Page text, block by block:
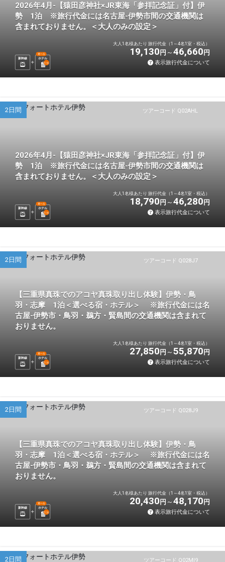
2026年4月-【猿田彦神社×JR東海「参拝記念証」付】伊
勢 1泊 ※旅行代金には名古屋-伊勢市間の交通機関は
含まれておりません。＜大人のみの設定＞
新幹線 ホテル
選べる
1 泊
大人1名様あたり 旅行代金（1～4名1室・税込）
19,130 円 46,660 円
表示旅行代金について
ツアーコード Q02AHL
2日間
2026年4月-【猿田彦神社×JR東海「参拝記念証」付】伊
勢 1泊 ※旅行代金には名古屋-伊勢市間の交通機関は
含まれておりません。＜大人のみの設定＞
新幹線 ホテル
選べる
1 泊
大人1名様あたり 旅行代金（1～4名1室・税込）
18,790 円 46,280 円
表示旅行代金について
ツアーコード Q028J7
2日間
【三重県真珠でのアコヤ真珠取り出し体験】伊勢・鳥
羽・志摩 1泊＜選べる宿・ホテル＞ ※旅行代金には名
古屋-伊勢市・鳥羽・鵜方・賢島間の交通機関は含まれて
おりません。
新幹線 ホテル
選べる
1 泊
大人1名様あたり 旅行代金（1～4名1室・税込）
27,850 円 55,870 円
表示旅行代金について
ツアーコード Q028J9
2日間
【三重県真珠でのアコヤ真珠取り出し体験】伊勢・鳥
羽・志摩 1泊＜選べる宿・ホテル＞ ※旅行代金には名
古屋-伊勢市・鳥羽・鵜方・賢島間の交通機関は含まれて
おりません。
新幹線 ホテル
選べる
1 泊
大人1名様あたり 旅行代金（1～4名1室・税込）
20,430 円 48,170 円
表示旅行代金について
ツアーコード Q02MI9
2日間